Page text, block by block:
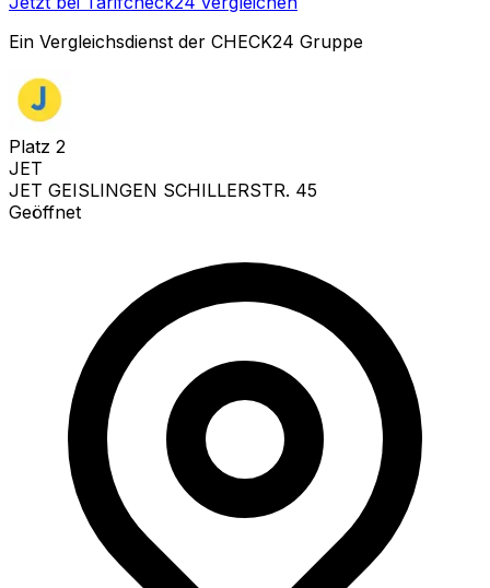
Ein Vergleichsdienst der CHECK24 Gruppe
Platz 2
JET
JET GEISLINGEN SCHILLERSTR. 45
Geöffnet